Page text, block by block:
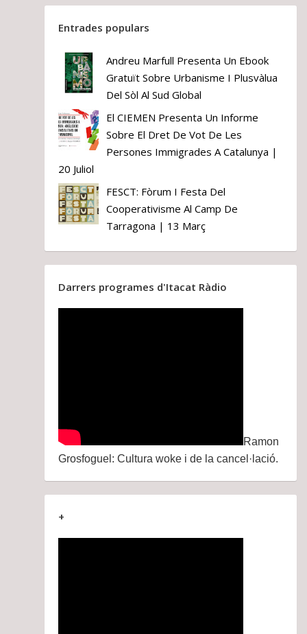
Entrades populars
Andreu Marfull Presenta Un Ebook
Gratuït Sobre Urbanisme I Plusvàlua
Del Sòl Al Sud Global
El CIEMEN Presenta Un Informe
Sobre El Dret De Vot De Les
Persones Immigrades A Catalunya |
20 Juliol
FESCT: Fòrum I Festa Del
Cooperativisme Al Camp De
Tarragona | 13 Març
Darrers programes d'Itacat Ràdio
Ramon
Grosfoguel: Cultura woke i de la cancel·lació.
+